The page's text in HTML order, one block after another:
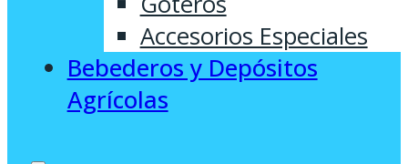
Accesorios Especiales
Bebederos y Depósitos
Agrícolas